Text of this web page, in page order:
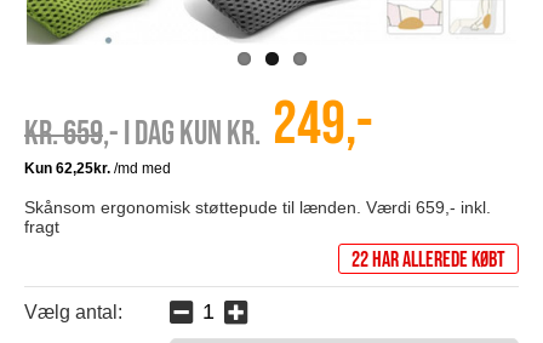
Kr. 659,- I dag kun kr. 249,-
Skånsom ergonomisk støttepude til lænden. Værdi 659,- inkl.
fragt
22 har allerede købt
Vælg antal: